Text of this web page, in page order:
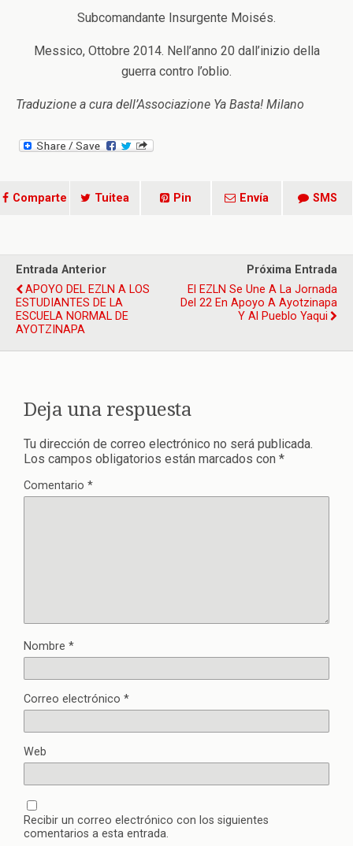
Subcomandante Insurgente Moisés.
Messico, Ottobre 2014. Nell’anno 20 dall’inizio della
guerra contro l’oblio.
Traduzione a cura dell’Associazione Ya Basta! Milano
Comparte Tuitea Pin Envía SMS
Entrada Anterior
APOYO DEL EZLN A LOS
ESTUDIANTES DE LA
ESCUELA NORMAL DE
AYOTZINAPA
Próxima Entrada
El EZLN Se Une A La Jornada
Del 22 En Apoyo A Ayotzinapa
Y Al Pueblo Yaqui
Deja una respuesta
Tu dirección de correo electrónico no será publicada.
Los campos obligatorios están marcados con *
Comentario *
Nombre *
Correo electrónico *
Web
Recibir un correo electrónico con los siguientes
comentarios a esta entrada.